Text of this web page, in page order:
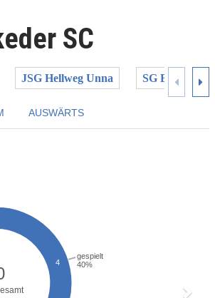
SC
JSG Hellweg Unna SG Bockum-
AUSWÄRTS